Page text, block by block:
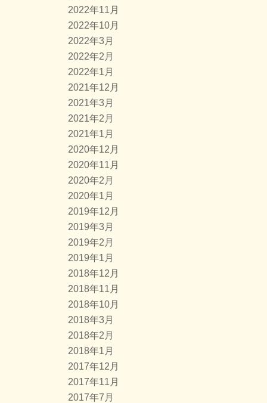
2022年11月
2022年10月
2022年3月
2022年2月
2022年1月
2021年12月
2021年3月
2021年2月
2021年1月
2020年12月
2020年11月
2020年2月
2020年1月
2019年12月
2019年3月
2019年2月
2019年1月
2018年12月
2018年11月
2018年10月
2018年3月
2018年2月
2018年1月
2017年12月
2017年11月
2017年7月